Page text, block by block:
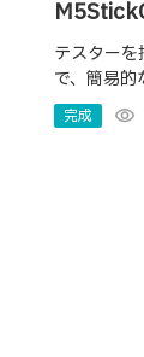
こだわ
テスター
で、簡易的
製作してみ
に、アナロ
完成 visibility